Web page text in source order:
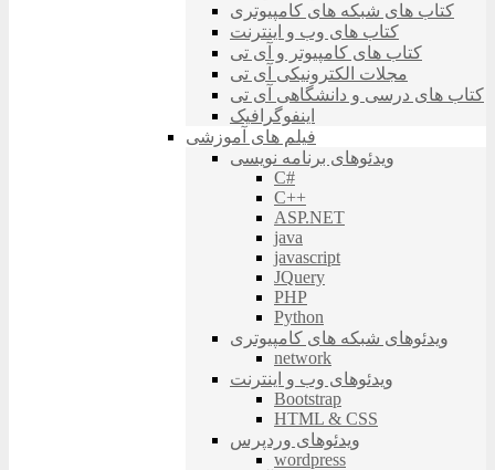
کتاب های شبکه های کامپیوتری
کتاب های وب و اینترنت
کتاب های کامپیوتر و آی تی
مجلات الکترونیکی آی تی
کتاب های درسی و دانشگاهی آی تی
اینفوگرافیک
فیلم های آموزشی
ویدئوهای برنامه نویسی
C#
C++
ASP.NET
java
javascript
JQuery
PHP
Python
ویدئوهای شبکه های کامپیوتری
network
ویدئوهای وب و اینترنت
Bootstrap
HTML & CSS
ویدئوهای وردپرس
wordpress